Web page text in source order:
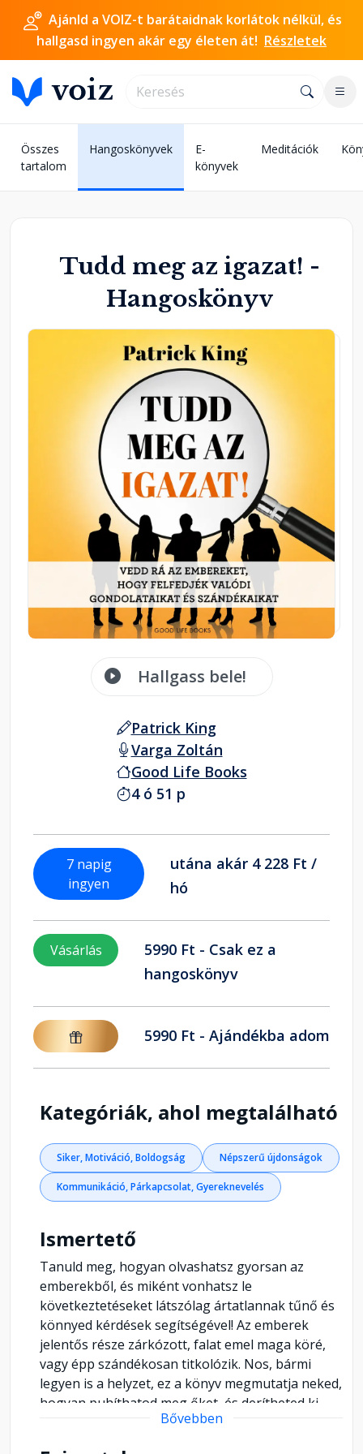
Ajánld a VOIZ-t barátaidnak korlátok nélkül, és
hallgasd ingyen akár egy életen át! Részletek
Összes
tartalom
Hangoskönyvek
E-
könyvek
Meditációk
Tudd meg az igazat! -
Hangoskönyv
Hallgass bele!
Patrick King
Varga Zoltán
Good Life Books
4 ó 51 p
7 napig
ingyen
utána akár 4 228 Ft /
hó
Vásárlás
5990 Ft - Csak ez a
hangoskönyv
5990 Ft - Ajándékba adom
Kategóriák, ahol megtalálható
Siker, Motiváció, Boldogság Népszerű újdonságok
Kommunikáció, Párkapcsolat, Gyereknevelés
Ismertető
Tanuld meg, hogyan olvashatsz gyorsan az
emberekből, és miként vonhatsz le
következtetéseket látszólag ártatlannak tűnő és
könnyed kérdések segítségével! Az emberek
jelentős része zárkózott, falat emel maga köré,
vagy épp szándékosan titkolózik. Nos, bármi
legyen is a helyzet, ez a könyv megmutatja neked,
hogyan puhíthatod meg őket, és derítheted ki,
hogy pontosan mit is akarnak. Megismerheted,
Bővebben